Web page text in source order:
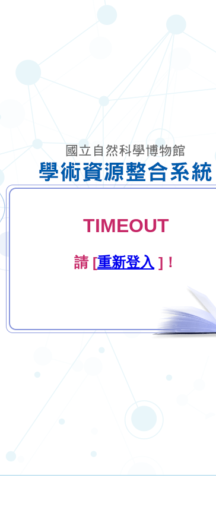
TIMEOUT
請 [重新登入 ]！